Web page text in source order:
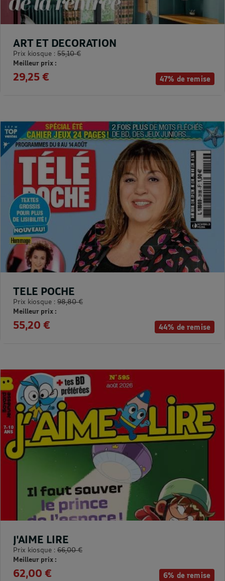
47% de remise
ART ET DECORATION
Prix kiosque : 55,10 €
Meilleur prix :
29,25 €
44% de remise
TELE POCHE
Prix kiosque : 98,80 €
Meilleur prix :
55,20 €
6% de remise
J'AIME LIRE
Prix kiosque : 66,00 €
Meilleur prix :
62,00 €